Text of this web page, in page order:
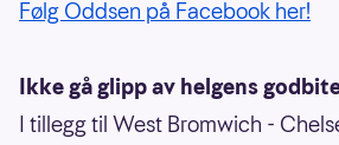
Følg Oddsen på Facebook her!
Ikke gå glipp av helgens
I tillegg til West Bromwich -